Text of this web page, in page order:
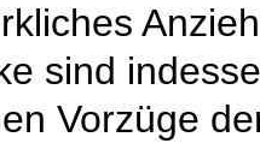
sind
Vorzüge